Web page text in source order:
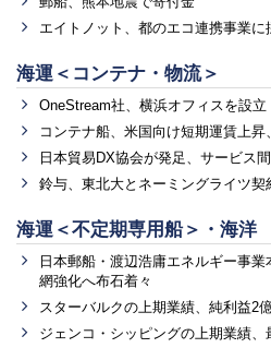
エイトノット、都のエコ連携事業に
海運＜コンテナ・物流＞
OneStream社、横浜オフィスを設立
コンテナ船、米国向け短期運賃上
日本貿易DX協会が発足、サービス
鈴与、東北大とネーミングライツ契
海運＜不定期専用船＞・海洋
日本郵船・渡辺浩庸エネルギー事
網強化へ布石着々
スターバルクの上期業績、純利益2
ジェンコ・シッピングの上期業績